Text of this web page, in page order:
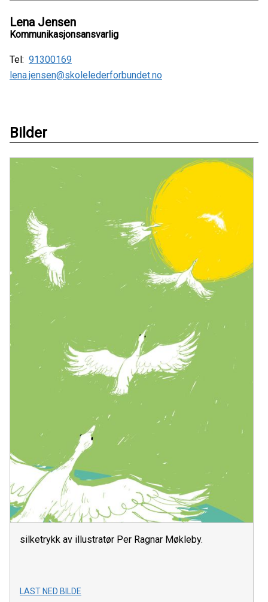
Lena Jensen
Kommunikasjonsansvarlig
Tel: 91300169
lena.jensen@skolelederforbundet.no
Bilder
silketrykk av illustratør Per Ragnar Møkleby.
LAST NED BILDE